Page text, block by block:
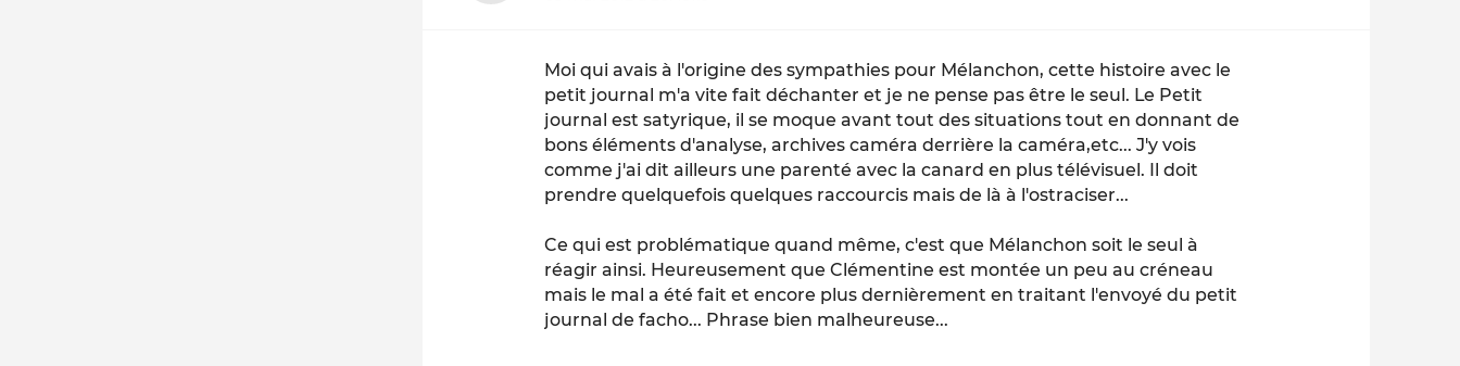
Moi qui avais à l'origine des sympathies pour Mélanchon, cette histoire avec le
petit journal m'a vite fait déchanter et je ne pense pas être le seul. Le Petit
journal est satyrique, il se moque avant tout des situations tout en donnant de
bons éléments d'analyse, archives caméra derrière la caméra,etc... J'y vois
comme j'ai dit ailleurs une parenté avec la canard en plus télévisuel. Il doit
prendre quelquefois quelques raccourcis mais de là à l'ostraciser...
Ce qui est problématique quand même, c'est que Mélanchon soit le seul à
réagir ainsi. Heureusement que Clémentine est montée un peu au créneau
mais le mal a été fait et encore plus dernièrement en traitant l'envoyé du petit
journal de facho... Phrase bien malheureuse...